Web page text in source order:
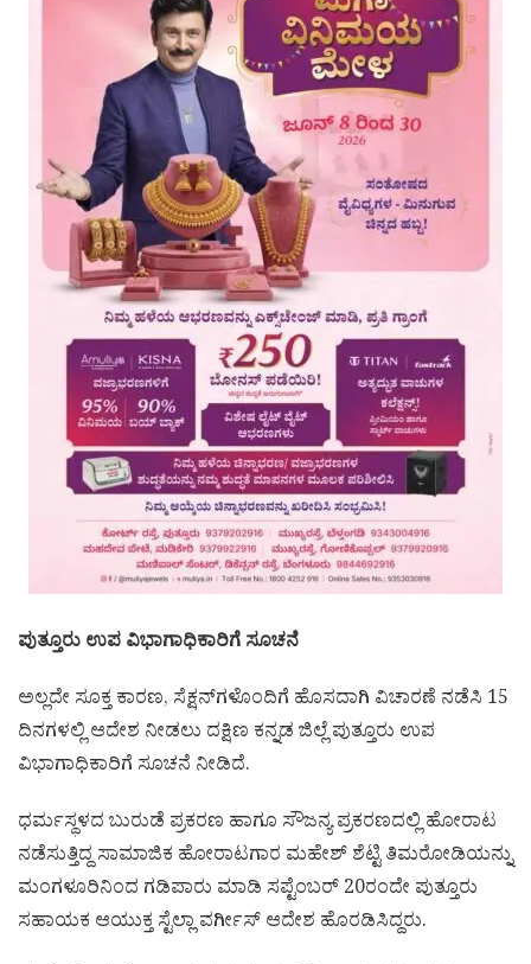
ಪುತ್ತೂರು ಉಪ ವಿಭಾಗಾಧಿಕಾರಿಗೆ ಸೂಚನೆ
ಅಲ್ಲದೇ ಸೂಕ್ತ ಕಾರಣ, ಸೆಕ್ಷನ್​ಗಳೊಂದಿಗೆ ಹೊಸದಾಗಿ ವಿಚಾರಣೆ ನಡೆಸಿ 15
ದಿನಗಳಲ್ಲಿ ಆದೇಶ ನೀಡಲು ದಕ್ಷಿಣ ಕನ್ನಡ ಜಿಲ್ಲೆ ಪುತ್ತೂರು ಉಪ
ವಿಭಾಗಾಧಿಕಾರಿಗೆ ಸೂಚನೆ ನೀಡಿದೆ.
ಧರ್ಮಸ್ಥಳದ ಬುರುಡೆ ಪ್ರಕರಣ ಹಾಗೂ ಸೌಜನ್ಯ ಪ್ರಕರಣದಲ್ಲಿ ಹೋರಾಟ
ನಡೆಸುತ್ತಿದ್ದ ಸಾಮಾಜಿಕ ಹೋರಾಟಗಾರ ಮಹೇಶ್ ಶೆಟ್ಟಿ ತಿಮರೋಡಿಯನ್ನು
ಮಂಗಳೂರಿನಿಂದ ಗಡಿಪಾರು ಮಾಡಿ ಸಪ್ಟೆಂಬರ್ 20ರಂದೇ ಪುತ್ತೂರು
ಸಹಾಯಕ ಆಯುಕ್ತ ಸ್ಟೆಲ್ಲಾ ವರ್ಗೀಸ್ ಆದೇಶ ಹೊರಡಿಸಿದ್ದರು.